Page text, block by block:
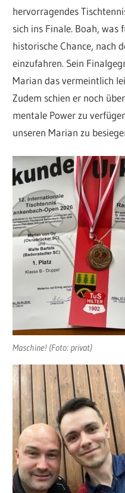
hervorragendes
sich ins Finale. Boah, was
historische Chance, nach
einzufahren. Sein
Marian das vermeintlich
Zudem schien er noch
mentale Power zu
unseren Marian zu
Maschine! (Foto: privat)